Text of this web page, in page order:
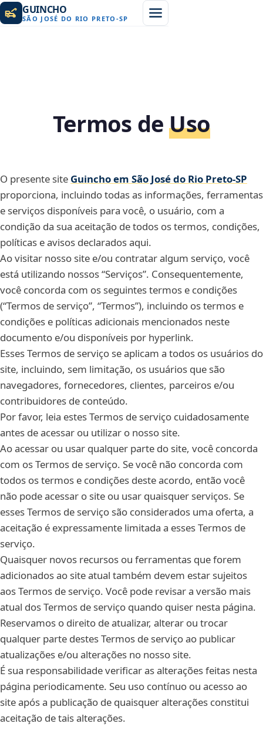
GUINCHO
SÃO JOSÉ DO RIO PRETO -SP
Termos deUso
O presente site Guincho em São José do Rio Preto‑SP
proporciona, incluindo todas as informações, ferramentas
e serviços disponíveis para você, o usuário, com a
condição da sua aceitação de todos os termos, condições,
políticas e avisos declarados aqui.
Ao visitar nosso site e/ou contratar algum serviço, você
está utilizando nossos “Serviços”. Consequentemente,
você concorda com os seguintes termos e condições
(“Termos de serviço”, “Termos”), incluindo os termos e
condições e políticas adicionais mencionados neste
documento e/ou disponíveis por hyperlink.
Esses Termos de serviço se aplicam a todos os usuários do
site, incluindo, sem limitação, os usuários que são
navegadores, fornecedores, clientes, parceiros e/ou
contribuidores de conteúdo.
Por favor, leia estes Termos de serviço cuidadosamente
antes de acessar ou utilizar o nosso site.
Ao acessar ou usar qualquer parte do site, você concorda
com os Termos de serviço. Se você não concorda com
todos os termos e condições deste acordo, então você
não pode acessar o site ou usar quaisquer serviços. Se
esses Termos de serviço são considerados uma oferta, a
aceitação é expressamente limitada a esses Termos de
serviço.
Quaisquer novos recursos ou ferramentas que forem
adicionados ao site atual também devem estar sujeitos
aos Termos de serviço. Você pode revisar a versão mais
atual dos Termos de serviço quando quiser nesta página.
Reservamos o direito de atualizar, alterar ou trocar
qualquer parte destes Termos de serviço ao publicar
atualizações e/ou alterações no nosso site.
É sua responsabilidade verificar as alterações feitas nesta
página periodicamente. Seu uso contínuo ou acesso ao
site após a publicação de quaisquer alterações constitui
aceitação de tais alterações.